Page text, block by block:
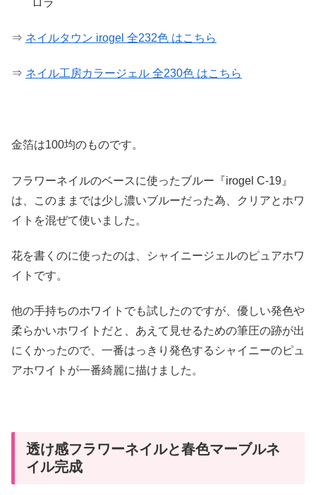
⇒ ネイルタウン irogel 全232色 はこちら
⇒ ネイル工房カラージェル 全230色 はこちら
金箔は100均のものです。
フラワーネイルのベースに使ったブルー『irogel C-19』
は、このままでは少し濃いブルーだった為、クリアとホワ
イトを混ぜて使いました。
花を書くのに使ったのは、シャイニージェルのピュアホワ
イトです。
他の手持ちのホワイトでも試したのですが、優しい発色や
柔らかいホワイトだと、あえて見せるための筆圧の跡が出
にくかったので、一番はっきり発色するシャイニーのピュ
アホワイトが一番綺麗に描けました。
透け感フラワーネイルと春色マーブルネ
イル完成